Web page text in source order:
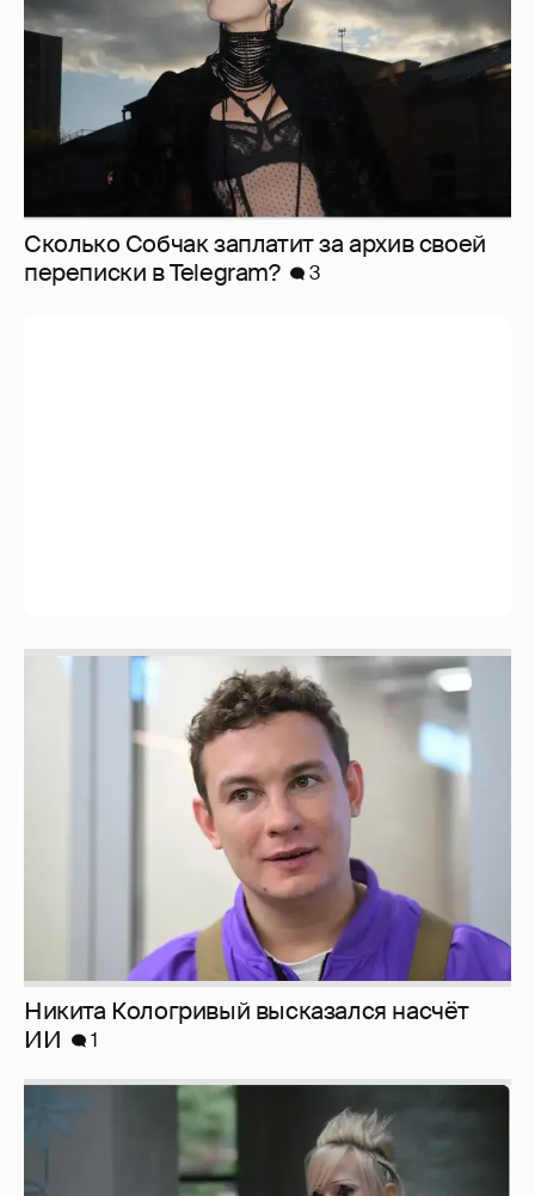
Сколько Собчак заплатит за архив своей
перeписки в Telegram?
3
Никита Кологривый высказался насчёт
Певица Глюкоза рассказала о съёмках для
эротического журнала
3